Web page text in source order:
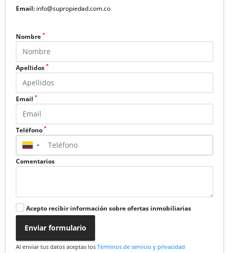
Email: info@supropiedad.com.co
Nombre *
Apellidos *
Email *
Teléfono *
▼
Comentarios
Acepto recibir información sobre ofertas inmobiliarias
Enviar formulario
Al enviar tus datos aceptas los Términos de servicio y privacidad